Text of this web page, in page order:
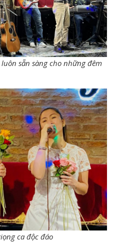
sẵn sàng cho những đêm
ca độc đáo